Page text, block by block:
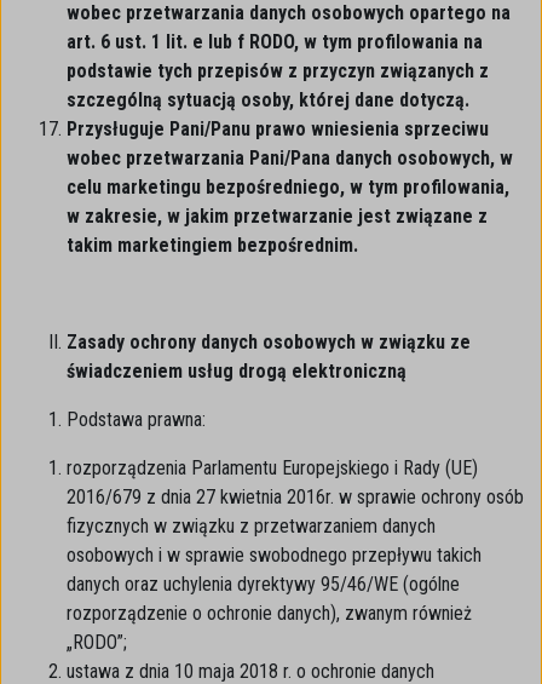
wobec przetwarzania danych osobowych opartego na
art. 6 ust. 1 lit. e lub f RODO, w tym profilowania na
podstawie tych przepisów z przyczyn związanych z
szczególną sytuacją osoby, której dane dotyczą.
Przysługuje Pani/Panu prawo wniesienia sprzeciwu
wobec przetwarzania Pani/Pana danych osobowych, w
celu marketingu bezpośredniego, w tym profilowania,
w zakresie, w jakim przetwarzanie jest związane z
takim marketingiem bezpośrednim.
Zasady ochrony danych osobowych w związku ze
świadczeniem usług drogą elektroniczną
Podstawa prawna:
rozporządzenia Parlamentu Europejskiego i Rady (UE)
2016/679 z dnia 27 kwietnia 2016r. w sprawie ochrony osób
fizycznych w związku z przetwarzaniem danych
osobowych i w sprawie swobodnego przepływu takich
danych oraz uchylenia dyrektywy 95/46/WE (ogólne
rozporządzenie o ochronie danych), zwanym również
„RODO”;
ustawa z dnia 10 maja 2018 r. o ochronie danych